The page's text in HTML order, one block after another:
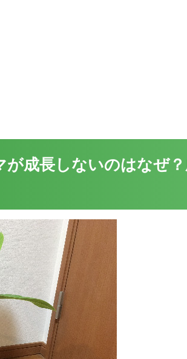
成長しないのはなぜ